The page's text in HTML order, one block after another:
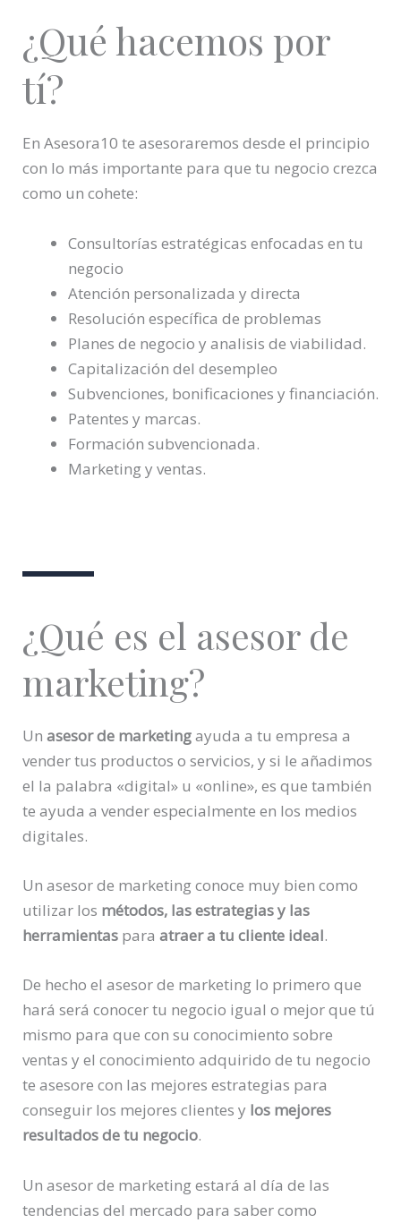
¿Qué hacemos por
tí?
En Asesora10 te asesoraremos desde el principio
con lo más importante para que tu negocio crezca
como un cohete:
Consultorías estratégicas enfocadas en tu
negocio
Atención personalizada y directa
Resolución específica de problemas
Planes de negocio y analisis de viabilidad.
Capitalización del desempleo
Subvenciones, bonificaciones y financiación.
Patentes y marcas.
Formación subvencionada.
Marketing y ventas.
¿Qué es el asesor de
marketing?
Un asesor de marketingayuda a tu empresa a
vender tus productos o servicios, y si le añadimos
el la palabra «digital» u «online», es que también
te ayuda a vender especialmente en los medios
digitales.
Un asesor de marketing conoce muy bien como
utilizar los métodos, las estrategias y las
herramientas para atraer a tu cliente ideal.
De hecho el asesor de marketing lo primero que
hará será conocer tu negocio igual o mejor que tú
mismo para que con su conocimiento sobre
ventas y el conocimiento adquirido de tu negocio
te asesore con las mejores estrategias para
conseguir los mejores clientes y los mejores
resultados de tu negocio.
Un asesor de marketing estará al día de las
tendencias del mercado para saber como